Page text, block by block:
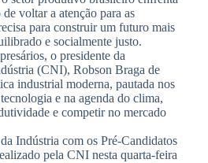
voltar a atenção para as
para construir um futuro mais
e socialmente justo.
o presidente da
(CNI), Robson Braga de
industrial moderna, pautada nos
e na agenda do clima,
e competir no mercado
Indústria com os Pré-Candidatos
pela CNI nesta quarta-feira